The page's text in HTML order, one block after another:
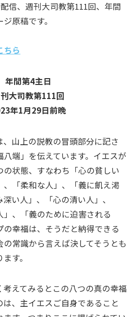
信、週刊大司教第111回、年間
原稿です。
ちら
年間第4主日
大司教第111回
年1月29日前晩
山上の説教の冒頭部分に記さ
端」を伝えています。イエスが
状態、すなわち「心の貧しい
、「柔和な人」、「義に飢え渇
い人」、「心の清い人」、
」、「義のために迫害される
の幸福は、そうだと納得できる
常識から言えば決してそうとも
す。
えてみるとこの八つの真の幸福
、主イエスご自身であること